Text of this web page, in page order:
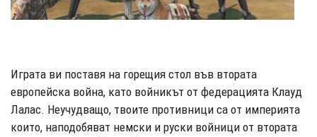
Играта ви поставя на горещия стол във втората
европейска война, като войникът от федерацията Клауд
Лалас. Неучудващо, твоите противници са от империята
които, наподобяват немски и руски войници от втората